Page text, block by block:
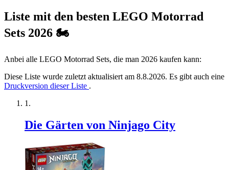
Liste mit den besten LEGO Motorrad
Sets 2026 🏍
Anbei alle LEGO Motorrad Sets, die man 2026 kaufen kann:
Diese Liste wurde zuletzt aktualisiert am 8.8.2026. Es gibt auch eine
Druckversion dieser Liste .
Die Gärten von Ninjago City